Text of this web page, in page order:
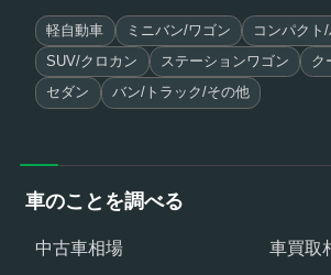
軽自動車 ミニバン/ワゴン コンパクト
SUV/クロカン ステーションワゴン ク
セダン バン/トラック/その他
車のことを調べる
中古車相場
車買取